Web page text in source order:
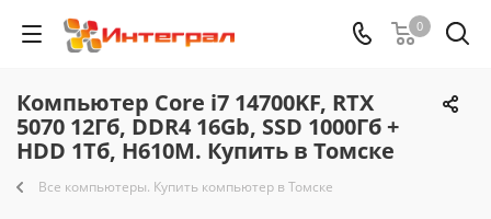
0
Компьютер Core i7 14700KF, RTX
5070 12Гб, DDR4 16Gb, SSD 1000Гб +
HDD 1Тб, H610M. Купить в Томске
Все компьютеры. Купить компьютер в Томске